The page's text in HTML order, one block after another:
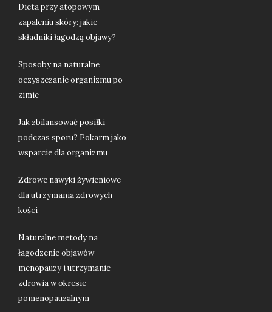
Dieta przy atopowym
zapaleniu skóry: jakie
składniki łagodzą objawy?
Sposoby na naturalne
oczyszczanie organizmu po
zimie
Jak zbilansować posiłki
podczas sporu? Pokarm jako
wsparcie dla organizmu
Zdrowe nawyki żywieniowe
dla utrzymania zdrowych
kości
Naturalne metody na
łagodzenie objawów
menopauzy i utrzymanie
zdrowia w okresie
pomenopauzalnym